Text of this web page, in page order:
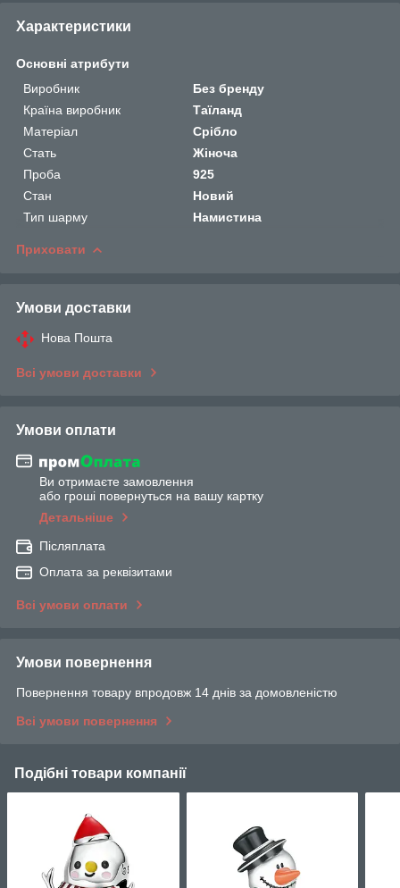
Характеристики
Основні атрибути
Виробник
Без бренду
Країна виробник
Таїланд
Матеріал
Срібло
Стать
Жіноча
Проба
925
Стан
Новий
Тип шарму
Намистина
Приховати
Умови доставки
Нова Пошта
Всі умови доставки
Умови оплати
Ви отримаєте замовлення
або гроші повернуться на вашу картку
Детальніше
Післяплата
Оплата за реквізитами
Всі умови оплати
Умови повернення
Повернення товару впродовж 14 днів за домовленістю
Всі умови повернення
Подібні товари компанії